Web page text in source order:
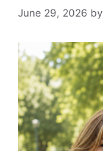
June 29, 2026 by